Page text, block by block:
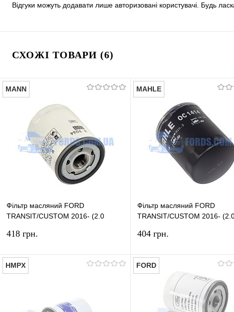
Відгуки можуть додавати лише авторизовані користувачі. Будь
СХОЖІ ТОВАРИ (6)
MANN
Фільтр масляний FORD
TRANSIT/CUSTOM 2016- (2.0
418 грн.
Купити в 1 клік
MAHLE
Фільтр масляний FORD
TRANSIT/CUSTOM 2016-
404 грн.
Купити в 1 клік
HMPX FORD